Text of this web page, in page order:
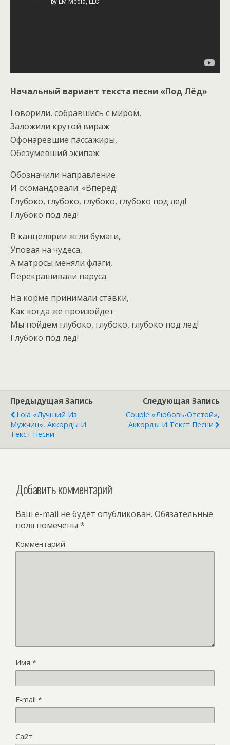
Начальный вариант текста песни «Под Лёд»
Говорили, собравшись с миром,
Заложили крутой вираж
Офонаревшие пассажиры,
Обезумевший экипаж.
Обозначили направление
И скомандовали: «Вперед!
Глубоко, глубоко, глубоко, глубоко под лед!
Глубоко под лед!
В канцелярии жгли бумаги,
Уповая на чудеса,
А матросы меняли флаги,
Перекрашивали паруса.
На корме принимали ставки,
Как когда же произойдет
Мы пойдем глубоко, глубоко, глубоко под лед!
Глубоко под лед!
Предыдущая Запись
Lola «Лучший Из
Мужчин», Аккорды И
Текст Песни
Следующая Запись
Couple «Любовь-Отстой»,
Аккорды И Текст Песни
Добавить комментарий
Ваш e-mail не будет опубликован. Обязательные
поля помечены *
Комментарий
Имя *
E-mail *
Сайт